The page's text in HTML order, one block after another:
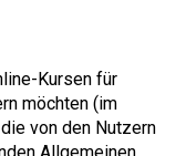
Kursen für
möchten (im
von den Nutzern